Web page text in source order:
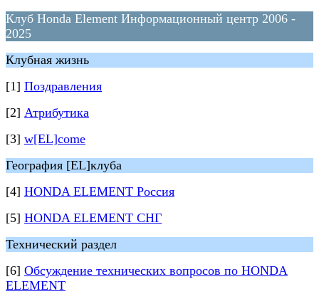
Клуб Honda Element Информационный центр 2006 -
2025
Клубная жизнь
[1] Поздравления
[2] Атрибутика
[3] w[EL]come
География [EL]клуба
[4] HONDA ELEMENT Россия
[5] HONDA ELEMENT СНГ
Технический раздел
[6] Обсуждение технических вопросов по HONDA
ELEMENT